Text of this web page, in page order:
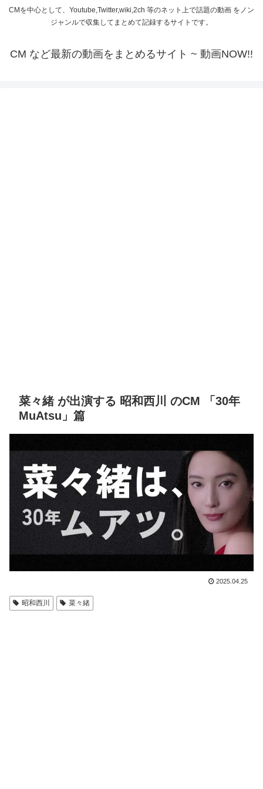
CMを中心として、Youtube,Twitter,wiki,2ch 等のネット上で話題の動画 をノン
ジャンルで収集してまとめて記録するサイトです。
CM など最新の動画をまとめるサイト ~ 動画NOW!!
菜々緒 が出演する 昭和西川 のCM 「30年
MuAtsu」篇
2025.04.25
昭和西川 菜々緒